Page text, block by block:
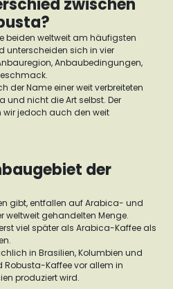
zwischen
beiden weltweit am häufigsten
unterscheiden sich in vier
Anbaubedingungen,
der Name einer weit verbreiteten
und nicht die Art selbst. Der
wir jedoch auch den weit
der
gibt, entfallen auf Arabica- und
weltweit gehandelten Menge.
viel später als Arabica-Kaffee als
in Brasilien, Kolumbien und
Kaffee vor allem in
produziert wird.